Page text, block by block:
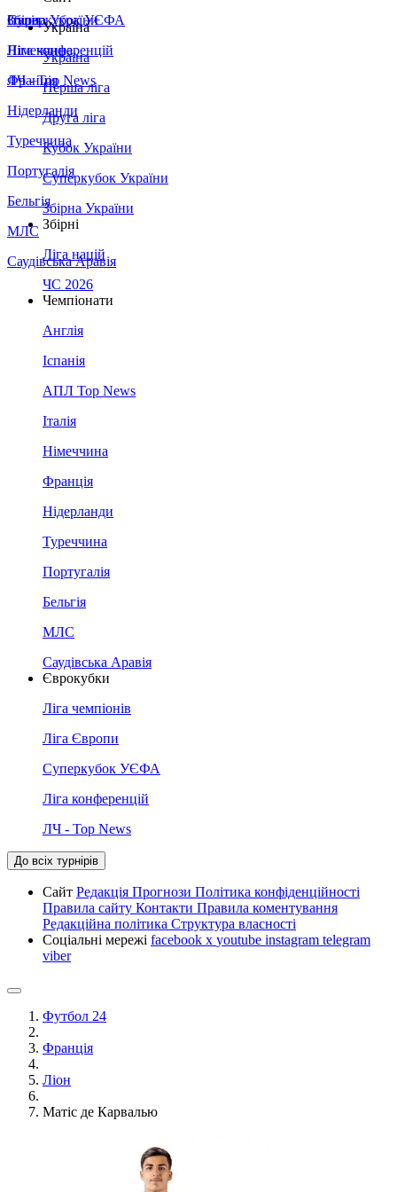
Збірна України
Італія
Німеччина
Франція
Нідерланди
Туреччина
Португалія
Бельгія
МЛС
Саудівська Аравія
Суперкубок УЄФА
Ліга конференцій
ЛЧ - Top News
Україна
Україна
Перша ліга
Друга ліга
Кубок України
Суперкубок України
Збірна України
Збірні
Ліга націй
ЧС 2026
Чемпіонати
Англія
Іспанія
АПЛ Top News
Італія
Німеччина
Франція
Нідерланди
Туреччина
Португалія
Бельгія
МЛС
Саудівська Аравія
Єврокубки
Ліга чемпіонів
Ліга Європи
Суперкубок УЄФА
Ліга конференцій
ЛЧ - Top News
До всіх турнірів
Сайт Редакція Прогнози Політика конфіденційності
Правила сайту Контакти Правила коментування
Редакційна політика Структура власності
Соціальні мережі facebook x youtube instagram telegram
viber
Футбол 24
Франція
Ліон
Матіс де Карвалью